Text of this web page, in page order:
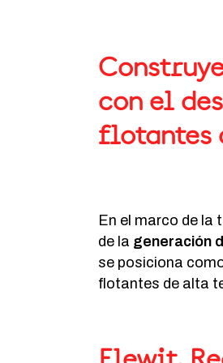
con el
flotantes
En el marco de la
de la generación
se posiciona
flotantes de alta